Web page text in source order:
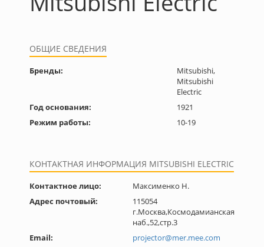
ОБЩИЕ СВЕДЕНИЯ
Бренды:
Mitsubishi,
Mitsubishi
Electric
Год основания:
1921
Режим работы:
10-19
КОНТАКТНАЯ ИНФОРМАЦИЯ MITSUBISHI ELECTRIC
Контактное лицо:
Максименко Н.
Адрес почтовый:
115054
г.Москва,Космодамианская
наб.,52,стр.3
Email:
projector@mer.mee.com